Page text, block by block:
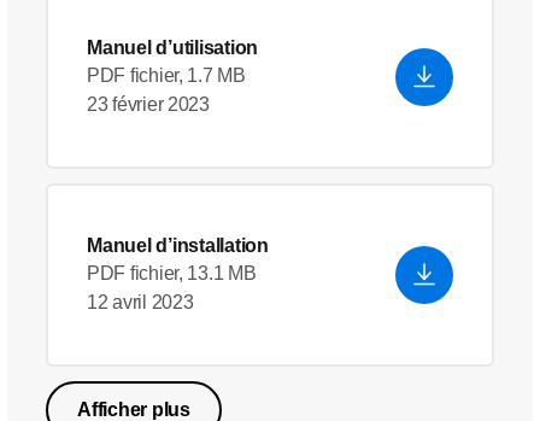
Manuel d’utilisation
PDF fichier, 1.7 MB
23 février 2023
Manuel d’installation
PDF fichier, 13.1 MB
12 avril 2023
Afficher plus